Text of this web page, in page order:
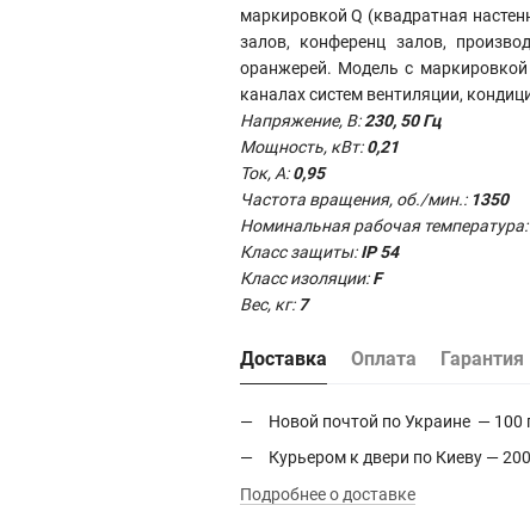
маркировкой Q (квадратная
залов, конференц залов,
оранжерей. Модель с
каналах систем вентиляции,
Напряжение, В:230, 50 Гц
Мощность, кВт:0,21
Ток, А:0,95
Частота вращения, об./мин.:1350
Номинальная рабочая температура:
Класс защиты: IP 54
Класс изоляции: F
Вес, кг:7
Доставка Оплата Гарантия
Новой почтой по Украине — 100
Курьером к двери по Киеву —
Подробнее о доставке